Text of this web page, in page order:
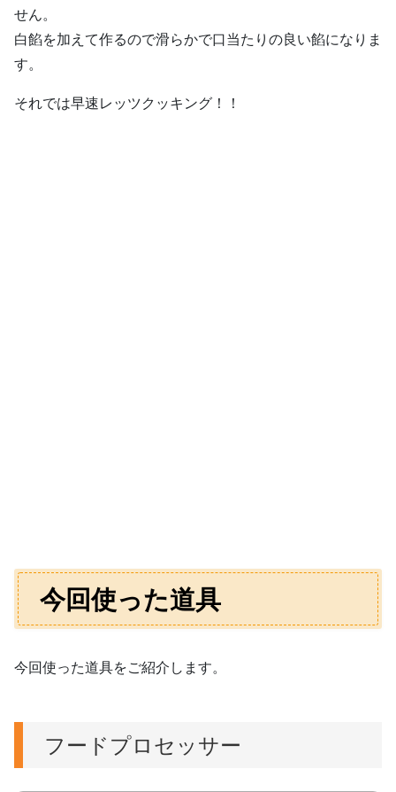
せん。
白餡を加えて作るので滑らかで口当たりの良い餡になりま
す。
それでは早速レッツクッキング！！
今回使った道具
今回使った道具をご紹介します。
フードプロセッサー